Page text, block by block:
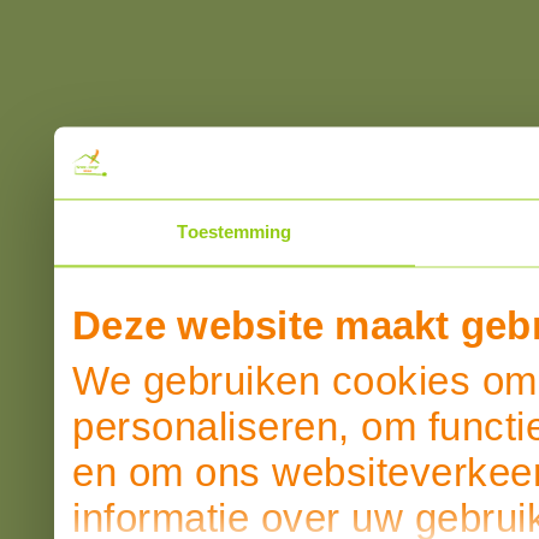
Toestemming
Deze website maakt
We gebruiken cookies
personaliseren, om
en om ons
informatie over uw